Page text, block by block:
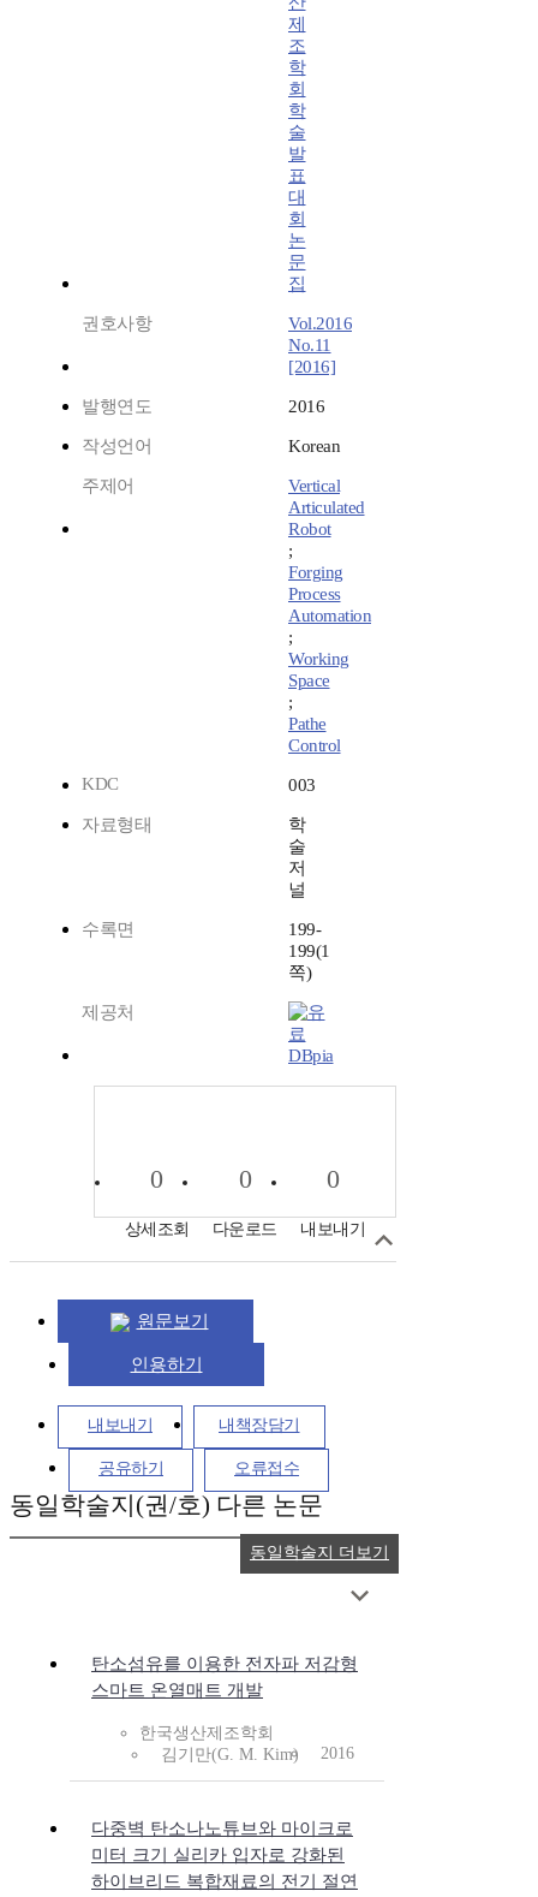
제
조
학
회
학
술
발
표
대
회
논
문
집
권호사항
Vol.2016
No.11
[2016]
발행연도 2016
작성언어 Korean
주제어
Vertical
Articulated
Robot
;
Forging
Process
Automation
;
Working
Space
;
Pathe
Control
KDC
003
자료형태
학
술
저
널
수록면
199-
199(1
쪽)
제공처
DBpia
0
상세조회
0
다운로드
0
내보내기
원문보기
인용하기
내보내기 내책장담기
공유하기 오류접수
동일학술지(권/호) 다른 논문
탄소섬유를 이용한 전자파 저감형
스마트 온열매트 개발
한국생산제조학회
김기만(G. M. Kim)
2016
다중벽 탄소나노튜브와 마이크로
미터 크기 실리카 입자로 강화된
하이브리드 복합재료의 전기 절연
동일학술지 더보기